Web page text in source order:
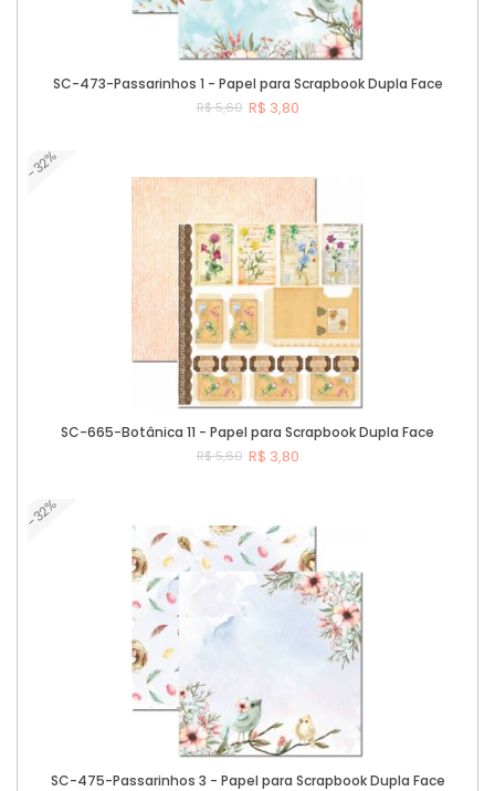
SC-473-Passarinhos 1 - Papel para Scrapbook Dupla Face
R$ 5,60 R$ 3,80
-32%
SC-665-Botânica 11 - Papel para Scrapbook Dupla Face
R$ 5,60 R$ 3,80
-32%
SC-475-Passarinhos 3 - Papel para Scrapbook Dupla Face